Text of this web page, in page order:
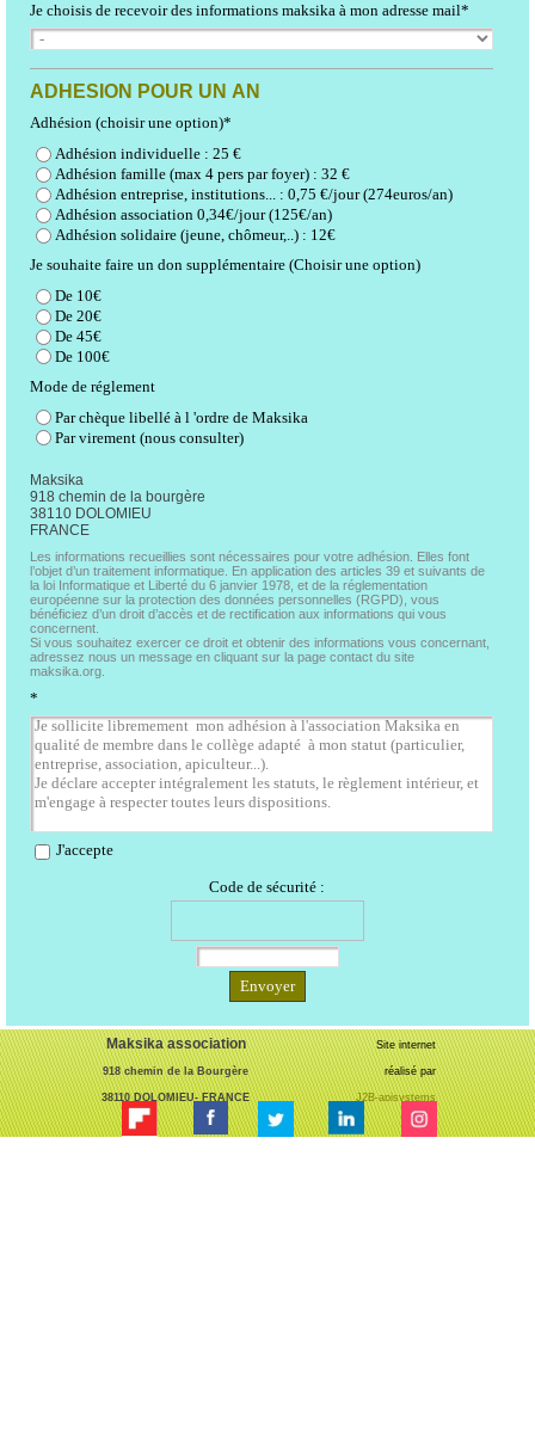
Je choisis de recevoir des informations maksika à mon adresse mail*
ADHESION POUR UN AN
Adhésion (choisir une option)*
Adhésion individuelle : 25 €
Adhésion famille (max 4 pers par foyer) : 32 €
Adhésion entreprise, institutions... : 0,75 €/jour (274euros/an)
Adhésion association 0,34€/jour (125€/an)
Adhésion solidaire (jeune, chômeur,..) : 12€
Je souhaite faire un don supplémentaire (Choisir une option)
De 10€
De 20€
De 45€
De 100€
Mode de réglement
Par chèque libellé à l 'ordre de Maksika
Par virement (nous consulter)
Maksika
918 chemin de la bourgère
38110 DOLOMIEU
FRANCE
Les informations recueillies sont nécessaires pour votre adhésion. Elles font
l’objet d’un traitement informatique. En application des articles 39 et suivants de
la loi Informatique et Liberté du 6 janvier 1978, et de la réglementation
européenne sur la protection des données personnelles (RGPD), vous
bénéficiez d’un droit d’accès et de rectification aux informations qui vous
concernent.
Si vous souhaitez exercer ce droit et obtenir des informations vous concernant,
adressez nous un message en cliquant sur la page contact du site
maksika.org.
*
J'accepte
Code de sécurité :
Site internet
réalisé par
J2B-apisystems
Maksika association
918 chemin de la Bourgère
38110 DOLOMIEU- FRANCE